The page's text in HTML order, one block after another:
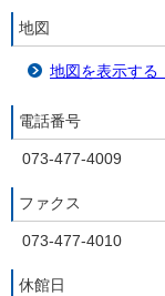
地図
地図を表示する
電話番号
073-477-4009
ファクス
073-477-4010
休館日